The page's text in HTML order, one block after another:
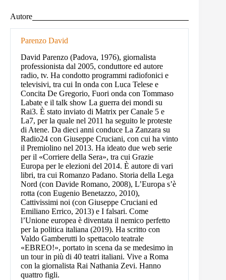
Autore
Parenzo David
David Parenzo (Padova, 1976), giornalista
professionista dal 2005, conduttore ed autore
radio, tv. Ha condotto programmi radiofonici e
televisivi, tra cui In onda con Luca Telese e
Concita De Gregorio, Fuori onda con Tommaso
Labate e il talk show La guerra dei mondi su
Rai3. È stato inviato di Matrix per Canale 5 e
La7, per la quale nel 2011 ha seguito le proteste
di Atene. Da dieci anni conduce La Zanzara su
Radio24 con Giuseppe Cruciani, con cui ha vinto
il Premiolino nel 2013. Ha ideato due web serie
per il «Corriere della Sera», tra cui Grazie
Europa per le elezioni del 2014. È autore di vari
libri, tra cui Romanzo Padano. Storia della Lega
Nord (con Davide Romano, 2008), L’Europa s’è
rotta (con Eugenio Benetazzo, 2010),
Cattivissimi noi (con Giuseppe Cruciani ed
Emiliano Errico, 2013) e I falsari. Come
l’Unione europea è diventata il nemico perfetto
per la politica italiana (2019). Ha scritto con
Valdo Gamberutti lo spettacolo teatrale
«EBREO!», portato in scena da se medesimo in
un tour in più di 40 teatri italiani. Vive a Roma
con la giornalista Rai Nathania Zevi. Hanno
quattro figli.